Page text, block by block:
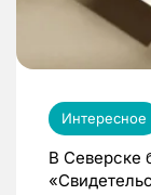
Интересное
В Северске